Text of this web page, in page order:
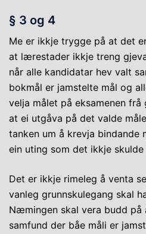
§ 3 og 4
Me er ikkje trygge på at det
at lærestader ikkje treng
når alle kandidatar hev valt
bokmål er jamstelte mål og
velja målet på eksamenen
at ei utgåva på det valde
tanken um å krevja bindande
ein uting som det ikkje
Det er ikkje rimeleg å venta
vanleg grunnskulegang skal
Næmingen skal vera budd på
samfund der båe måli er